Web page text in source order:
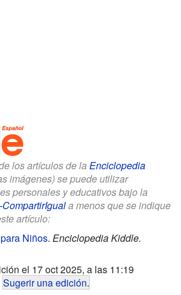
los artículos de la Enciclopedia
imágenes) se puede utilizar
personales y educativos bajo la
a menos que se indique
artículo:
Niños. Enciclopedia Kiddle.
el 17 oct 2025, a las 11:19
Sugerir una edición.